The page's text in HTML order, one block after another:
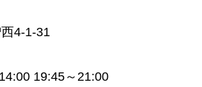
4-1-31
19:45～21:00